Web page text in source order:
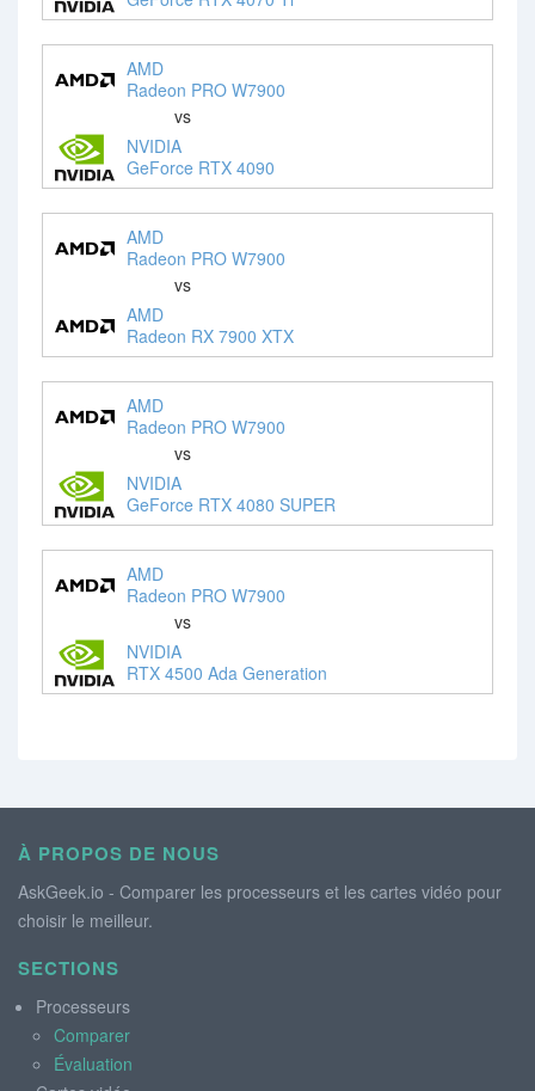
AMD
Radeon PRO W7900
vs
NVIDIA
GeForce RTX 4090
AMD
Radeon PRO W7900
vs
AMD
Radeon RX 7900 XTX
AMD
Radeon PRO W7900
vs
NVIDIA
GeForce RTX 4080 SUPER
AMD
Radeon PRO W7900
vs
NVIDIA
RTX 4500 Ada Generation
À PROPOS DE NOUS
AskGeek.io - Comparer les processeurs et les cartes vidéo pour
choisir le meilleur.
SECTIONS
Processeurs
Comparer
Évaluation